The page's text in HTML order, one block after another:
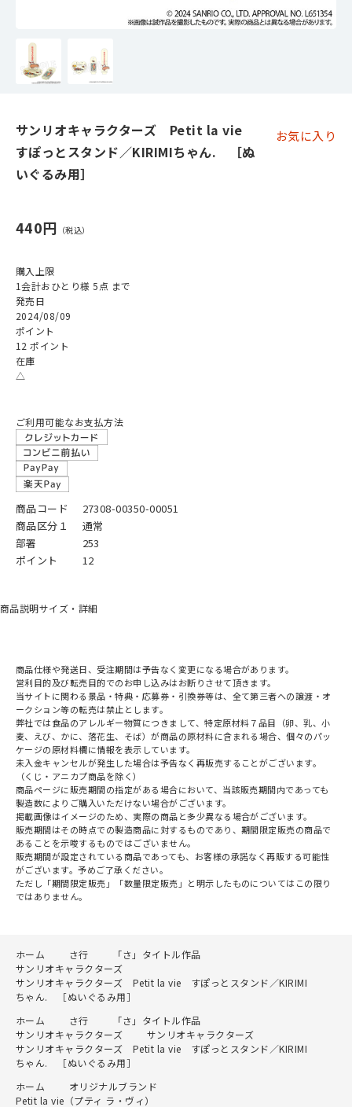
サンリオキャラクターズ Petit la vie
すぽっとスタンド／KIRIMIちゃん. ［ぬ
いぐるみ用］
お気に入り
440円
購入上限
1会計おひとり様 5点 まで
発売日
2024/08/09
ポイント
12 ポイント
在庫
△
ご利用可能なお支払方法
商品コード
27308-00350-00051
商品区分１
通常
部署
253
ポイント
12
商品説明サイズ・詳細
商品仕様や発送日、受注期間は予告なく変更になる場合があります。
営利目的及び転売目的でのお申し込みはお断りさせて頂きます。
当サイトに関わる景品・特典・応募券・引換券等は、全て第三者への譲渡・オ
ークション等の転売は禁止とします。
弊社では食品のアレルギー物質につきまして、特定原材料７品目（卵、乳、小
麦、えび、かに、落花生、そば）が商品の原材料に含まれる場合、個々のパッ
ケージの原材料欄に情報を表示しています。
未入金キャンセルが発生した場合は予告なく再販売することがございます。
（くじ・アニカプ商品を除く）
商品ページに販売期間の指定がある場合において、当該販売期間内であっても
製造数によりご購入いただけない場合がございます。
掲載画像はイメージのため、実際の商品と多少異なる場合がございます。
販売期間はその時点での製造商品に対するものであり、期間限定販売の商品で
あることを示唆するものではございません。
販売期間が設定されている商品であっても、お客様の承諾なく再販する可能性
がございます。予めご了承ください。
ただし「期間限定販売」「数量限定販売」と明示したものについてはこの限り
ではありません。
ホーム さ行
「さ」タイトル作品
サンリオキャラクターズ
サンリオキャラクターズ Petit la vie すぽっとスタンド／KIRIMI
ちゃん. ［ぬいぐるみ用］
ホーム
さ行
「さ」タイトル作品
サンリオキャラクターズ
サンリオキャラクターズ
サンリオキャラクターズ Petit la vie すぽっとスタンド／KIRIMI
ちゃん. ［ぬいぐるみ用］
ホーム
オリジナルブランド
Petit la vie（プティ ラ・ヴィ）